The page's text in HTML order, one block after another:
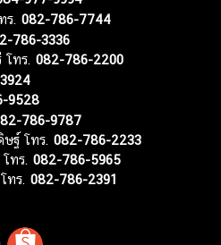
ร. 082-786-7744
786-3336
ทร. 082-786-2200
9528
786-9787
ฐ์ โทร. 082-786-2233
ทร. 082-786-5965
ทร. 082-786-2391